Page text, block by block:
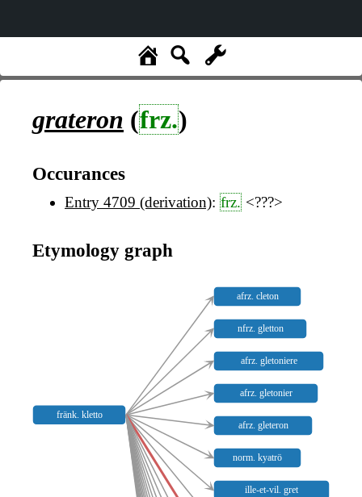
grateron (frz.)
Occurances
Entry 4709 (derivation): frz. <???>
Etymology graph
fränk. kletto
afrz. cleton
nfrz. gletton
afrz. gletoniere
afrz. gletonier
afrz. gleteron
norm. kyatrö
ille-et-vil. gret